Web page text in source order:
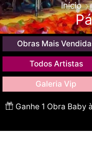
Início
Obras Mais
Todos Artistas
Galeria Vip
Ganhe 1 Obra Baby